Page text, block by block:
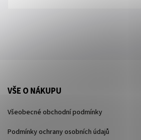
VŠE O NÁKUPU
Všeobecné obchodní podmínky
Podmínky ochrany osobních údajů